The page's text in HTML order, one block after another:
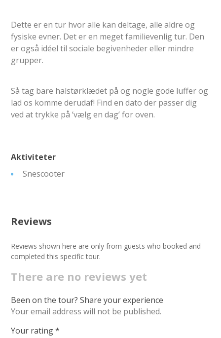
Dette er en tur hvor alle kan deltage, alle aldre og
fysiske evner. Det er en meget familievenlig tur. Den
er også idéel til sociale begivenheder eller mindre
grupper.
Så tag bare halstørklædet på og nogle gode luffer og
lad os komme derudaf! Find en dato der passer dig
ved at trykke på ‘vælg en dag’ for oven.
Aktiviteter
Snescooter
Reviews
Reviews shown here are only from guests who booked and
completed this specific tour.
There are no reviews yet
Been on the tour? Share your experience
Your email address will not be published.
Your rating*